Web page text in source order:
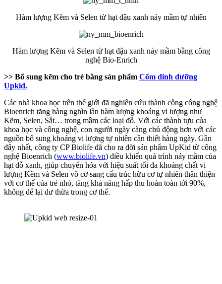
Hàm lượng Kẽm và Selen từ hạt đậu xanh nảy mầm tự nhiên
Hàm lượng Kẽm và Selen từ hạt đậu xanh nảy mầm bằng công
nghệ Bio-Enrich
>> Bổ sung kẽm cho trẻ bằng sản phẩm Cốm dinh dưỡng
Upkid.
Các nhà khoa học trên thế giới đã nghiên cứu thành công công nghệ
Bioenrich tăng hàng nghìn lần hàm lượng khoáng vi lượng như
Kẽm, Selen, Sắt… trong mầm các loại đỗ. Với các thành tựu của
khoa học và công nghệ, con người ngày càng chủ động hơn với các
nguồn bổ sung khoáng vi lượng tự nhiên cần thiết hàng ngày. Gần
đây nhất, công ty CP Biolife đã cho ra đời sản phẩm UpKid từ công
nghệ Bioenrich (www.biolife.vn) điều khiển quá trình nảy mầm của
hạt đỗ xanh, giúp chuyển hóa với hiệu suất tối đa khoáng chất vi
lượng Kẽm và Selen vô cơ sang cấu trúc hữu cơ tự nhiên thân thiện
với cơ thể của trẻ nhỏ, tăng khả năng hấp thu hoàn toàn tới 90%,
không để lại dư thừa trong cơ thể.